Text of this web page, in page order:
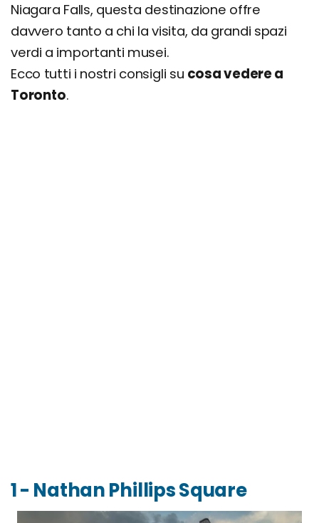
Niagara Falls, questa destinazione offre
davvero tanto a chi la visita, da grandi spazi
verdi a importanti musei.
Ecco tutti i nostri consigli su cosa vedere a
Toronto.
1 - Nathan Phillips Square